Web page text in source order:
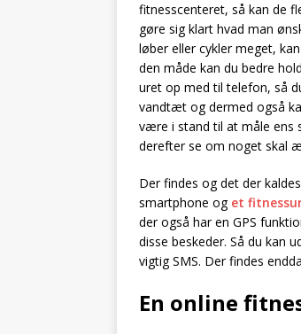
fitnesscenteret, så kan de
gøre sig klart hvad man
løber eller cykler meget,
den måde kan du bedre
uret op med til telefon, så
vandtæt og dermed også
være i stand til at måle ens
derefter se om noget skal
Der findes og det der
smartphone og et
der også har en GPS
disse beskeder. Så du kan
vigtig SMS. Der findes
En online